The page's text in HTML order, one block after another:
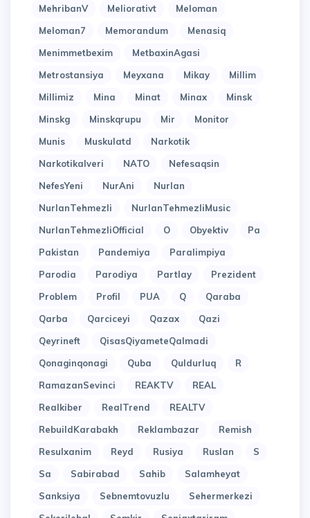
MehribanV
Meliorativt
Meloman
Meloman7
Memorandum
Menasiq
Menimmetbexim
MetbaxinAgasi
Metrostansiya
Meyxana Mikay
Millim
Millimiz
Mina Minat Minax
Minsk
Minskg
Minskqrupu Mir
Monitor
Munis
Muskulatd
Narkotik
Narkotikalveri
NATO
Nefesaqsin
NefesYeni
NurAni
Nurlan
NurlanTehmezli
NurlanTehmezliMusic
NurlanTehmezliOfficial
O Obyektiv
Pa
Pakistan
Pandemiya
Paralimpiya
Parodia
Parodiya Partlay
Prezident
Problem
Profil PUA Q
Qaraba
Qarba
Qarciceyi Qazax
Qazi
Qeyrineft
QisasQiyameteQalmadi
Qonaginqonagi
Quba Quldurluq
R
RamazanSevinci
REAKTV
REAL
Realkiber
RealTrend
REALTV
RebuildKarabakh
Reklambazar
Remish
Resulxanim
Reyd Rusiya Ruslan
S
Sa
Sabirabad Sahib
Salamheyat
Sanksiya
Sebnemtovuzlu
Sehermerkezi